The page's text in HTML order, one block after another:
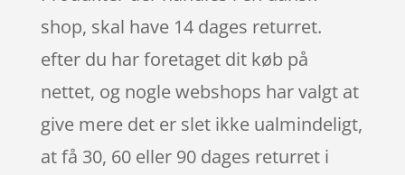
shop, skal have 14 dages returret.
efter du har foretaget dit køb på
nettet, og nogle webshops har valgt at
give mere det er slet ikke ualmindeligt,
at få 30, 60 eller 90 dages returret i